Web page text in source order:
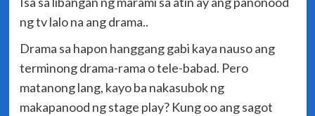
ng tv lalo na ang drama..
Drama sa hapon hanggang gabi kaya nauso ang
terminong drama-rama o tele-babad. Pero
matanong lang, kayo ba nakasubok ng
makapanood ng stage play? Kung oo ang sagot